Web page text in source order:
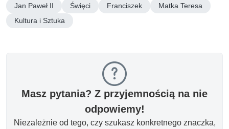
Jan Paweł II
Święci Franciszek
Matka Teresa
Kultura i Sztuka
Masz pytania? Z przyjemnością na nie
odpowiemy!
Niezależnie od tego, czy szukasz konkretnego znaczka,